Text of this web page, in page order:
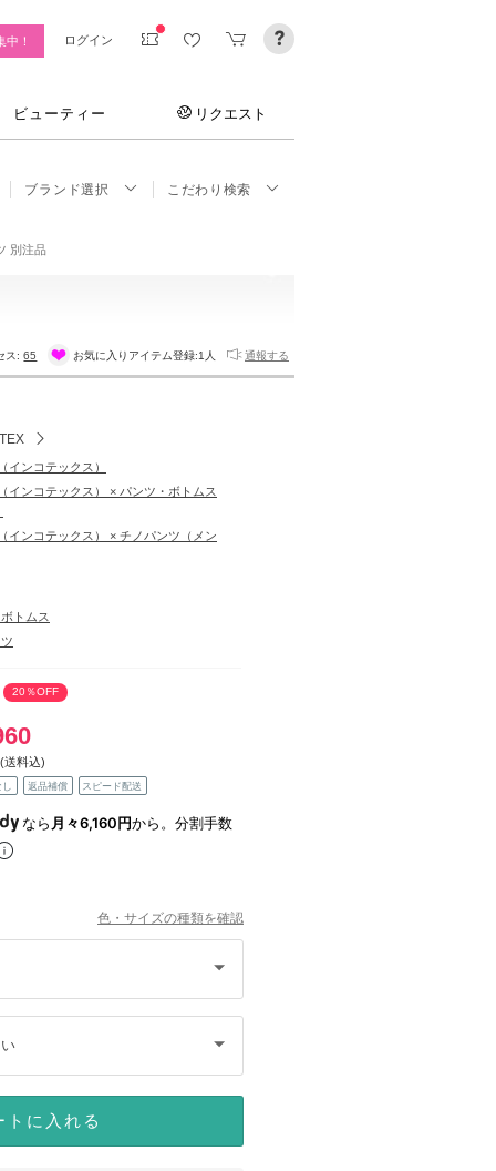
中！ ログイン
ビューティー リクエスト
ブランド選択 こだわり検索
別注品
ス:65 お気に入りアイテム登録:1人 通報する
インコテックス）
インコテックス） × パンツ・ボトムス
インコテックス） × チノパンツ（メン
トムス
20％OFF
送料込)
返品補償 スピード配送
なら月々6,160円から。分割手数
色・サイズの種類を確認
トに入れる